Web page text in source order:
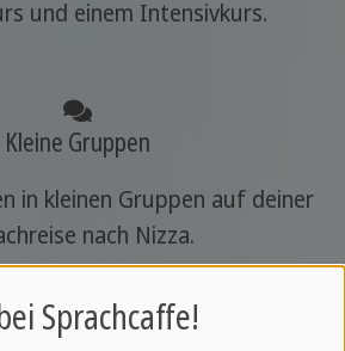
und einem Intensivkurs.
Kleine Gruppen
in kleinen Gruppen auf deiner
nach Nizza.
Sprachcaffe!